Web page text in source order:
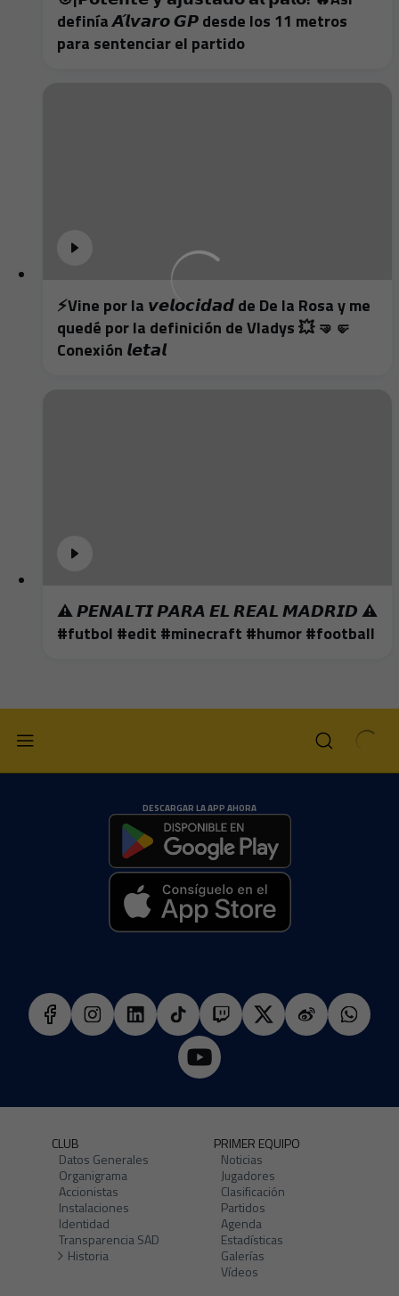
definía 𝘼́𝙡𝙫𝙖𝙧𝙤 𝙂𝙋 desde los 11 metros
para sentenciar el partido
⚡️Vine por la 𝙫𝙚𝙡𝙤𝙘𝙞𝙙𝙖𝙙 de De la Rosa y me
quedé por la definición de Vladys 💥 🤜🤛
Conexión 𝙡𝙚𝙩𝙖𝙡
⚠️ 𝙋𝙀𝙉𝘼𝙇𝙏𝙄 𝙋𝘼𝙍𝘼 𝙀𝙇 𝙍𝙀𝘼𝙇 𝙈𝘼𝘿𝙍𝙄𝘿 ⚠️
#futbol #edit #minecraft #humor #football
DESCARGAR LA APP AHORA
CLUB
Datos Generales
Organigrama
Accionistas
Instalaciones
Identidad
Transparencia SAD
Historia
PRIMER EQUIPO
Noticias
Jugadores
Clasificación
Partidos
Agenda
Estadísticas
Galerías
Vídeos